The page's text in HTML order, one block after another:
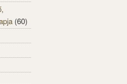
(60)